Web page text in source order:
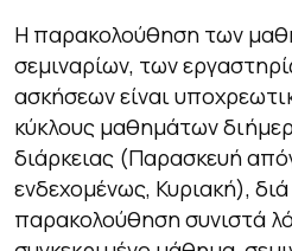
Η παρακολούθηση των
σεμιναρίων, των
ασκήσεων είναι
κύκλους μαθημάτων
διάρκειας (Παρασκευή
ενδεχομένως, Κυριακή),
παρακολούθηση συνιστά